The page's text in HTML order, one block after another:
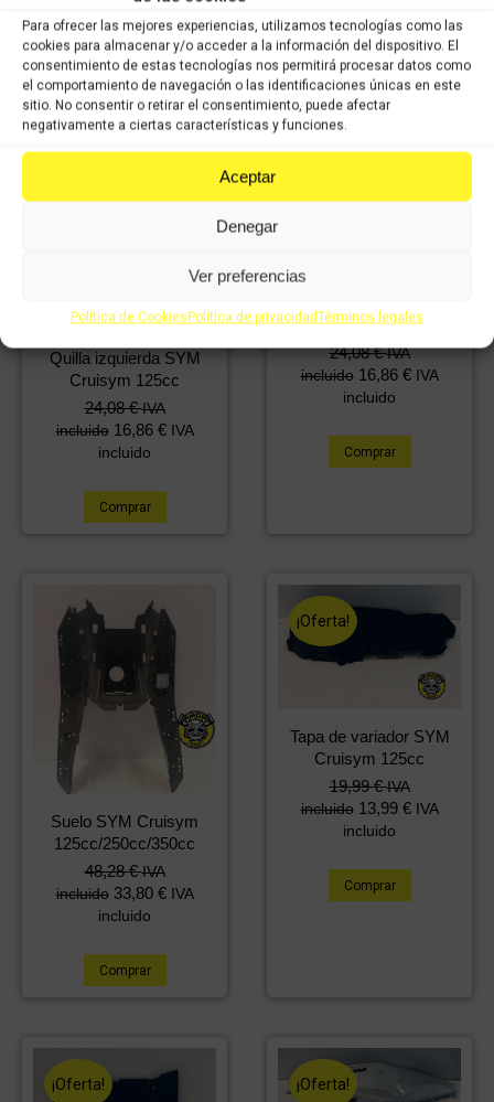
Para ofrecer las mejores experiencias, utilizamos tecnologías como las
cookies para almacenar y/o acceder a la información del dispositivo. El
consentimiento de estas tecnologías nos permitirá procesar datos como
el comportamiento de navegación o las identificaciones únicas en este
sitio. No consentir o retirar el consentimiento, puede afectar
negativamente a ciertas características y funciones.
Aceptar
Denegar
Ver preferencias
Política de CookiesPolítica de privacidadTérminos legales
incluido 21,09€ IVA
incluido
Comprar
24,08€ IVA
incluido 16,86€ IVA
incluido
Comprar
Quilla izquierda SYM
Cruisym 125cc
24,08€ IVA
incluido 16,86 € IVA
incluido
Comprar
SYM Cruisym 125cc
24,08€ IVA
incluido 16,86 € IVA
incluido
Comprar
Suelo SYM Cruisym
125cc/250cc/350cc
48,28€ IVA
incluido 33,80 € IVA
incluido
Comprar
¡Oferta!
Tapa de variador SYM
Cruisym 125cc
El
precio
original
36,18 €.
19,99€El
precio
actual
19,99 €.
IVA
incluido 13,99 € IVA
incluido
Comprar
¡Oferta! ¡Oferta!